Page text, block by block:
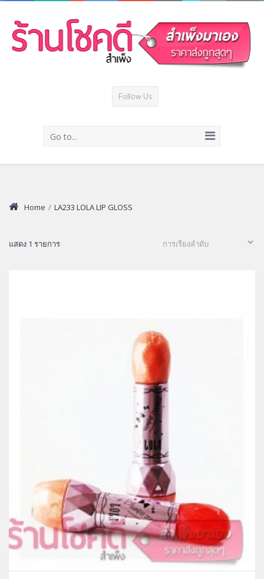
Follow Us
Go to...
Home / LA233 LOLA LIP GLOSS
แสดง 1 รายการ